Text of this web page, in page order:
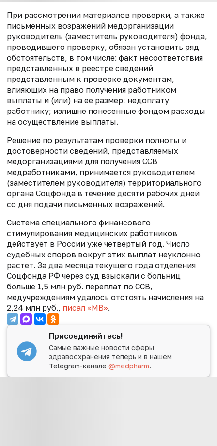
При рассмотрении материалов проверки, а также
письменных возражений медорганизации
руководитель (заместитель руководителя) фонда,
проводившего проверку, обязан установить ряд
обстоятельств, в том числе: факт несоответствия
представленных в реестре сведений
представленным к проверке документам,
влияющих на право получения работником
выплаты и (или) на ее размер; недоплату
работнику; излишне понесенные фондом расходы
на осуществление выплаты.
Решение по результатам проверки полноты и
достоверности сведений, представляемых
медорганизациями для получения ССВ
медработниками, принимается руководителем
(заместителем руководителя) территориального
органа Соцфонда в течение десяти рабочих дней
со дня подачи письменных возражений.
Система специального финансового
стимулирования медицинских работников
действует в России уже четвертый год. Число
судебных споров вокруг этих выплат неуклонно
растет. За два месяца текущего года отделения
Соцфонда РФ через суд взыскали с больниц
больше 1,5 млн руб. переплат по ССВ,
медучреждениям удалось отстоять начисления на
2,24 млн руб., писал «МВ».
Присоединяйтесь!
Самые важные новости сферы
здравоохранения теперь и в нашем
Telegram-канале@medpharm.